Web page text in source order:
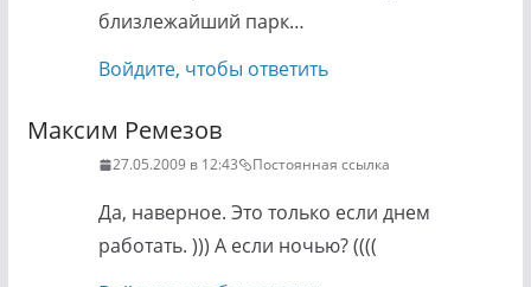
близлежайший парк…
Войдите, чтобы ответить
Максим Ремезов
27.05.2009 в 12:43 Постоянная ссылка
Да, наверное. Это только если днем
работать. ))) А если ночью? ((((